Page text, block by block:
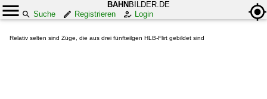
BAHN BILDER.DE
Suche
Registrieren Login
Relativ selten sind Züge, die aus drei fünfteilgen HLB-Flirt gebildet sind